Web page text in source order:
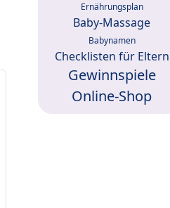
Ernährungsplan
Baby-Massage
Babynamen
Checklisten für Eltern
Gewinnspiele
Online-Shop